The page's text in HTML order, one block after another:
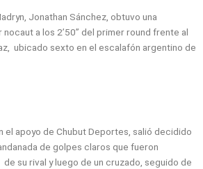
Jonathan Sánchez, obtuvo una
a los 2’50” del primer round frente al
ubicado sexto en el escalafón argentino de
el apoyo de Chubut Deportes, salió decidido
de golpes claros que fueron
su rival y luego de un cruzado, seguido de